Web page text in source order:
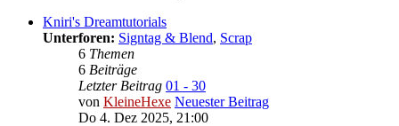
Kniri's Dreamtutorials
Unterforen: Signtag & Blend, Scrap
6 Themen
6 Beiträge
Letzter Beitrag 01 - 30
von KleineHexe Neuester Beitrag
Do 4. Dez 2025, 21:00